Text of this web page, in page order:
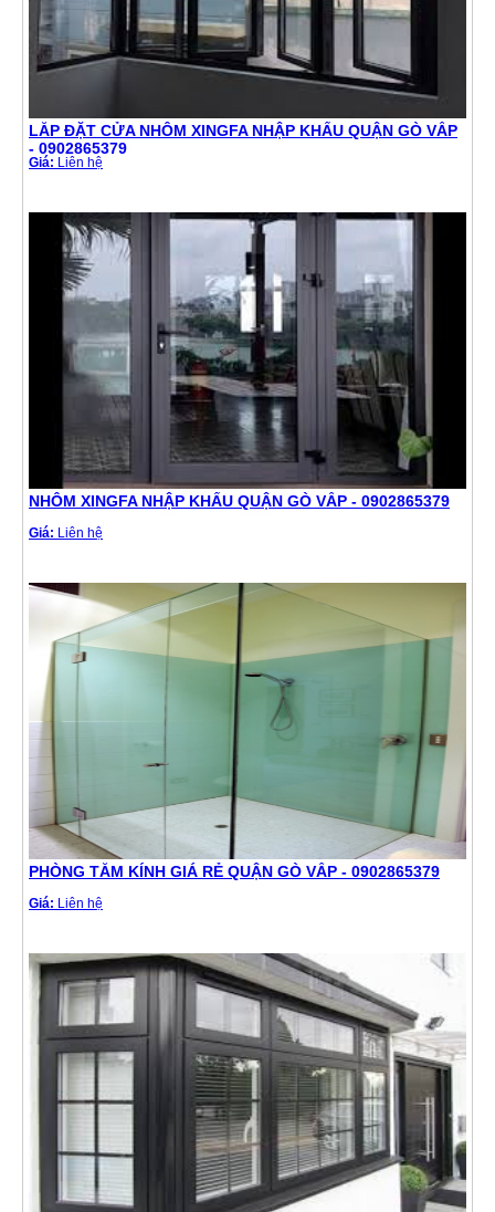
LẮP ĐẶT CỬA NHÔM XINGFA NHẬP KHẨU QUẬN GÒ VẤP
- 0902865379
Giá: Liên hệ
NHÔM XINGFA NHẬP KHẨU QUẬN GÒ VẤP - 0902865379
Giá: Liên hệ
PHÒNG TẮM KÍNH GIÁ RẺ QUẬN GÒ VẤP - 0902865379
Giá: Liên hệ